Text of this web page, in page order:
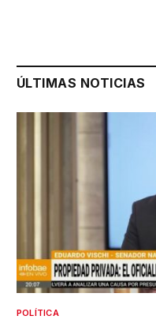
ÚLTIMAS NOTICIAS
POLÍTICA